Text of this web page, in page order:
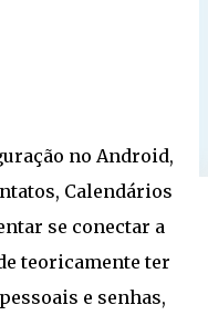
no Android,
Calendários
se conectar a
teoricamente ter
e senhas,